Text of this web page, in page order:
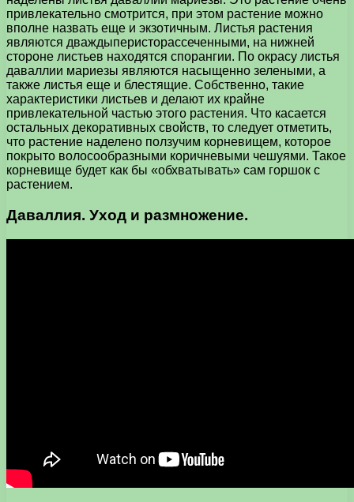
привлекательно смотрится, при этом растение можно
вполне назвать еще и экзотичным. Листья растения
являются дваждыперисторассеченными, на нижней
стороне листьев находятся спорангии. По окрасу листья
даваллии мариезы являются насыщенно зелеными, а
также листья еще и блестящие. Собственно, такие
характеристики листьев и делают их крайне
привлекательной частью этого растения. Что касается
остальных декоративных свойств, то следует отметить,
что растение наделено ползучим корневищем, которое
покрыто волосообразными коричневыми чешуями. Такое
корневище будет как бы «обхватывать» сам горшок с
растением.
Даваллия. Уход и размножение.